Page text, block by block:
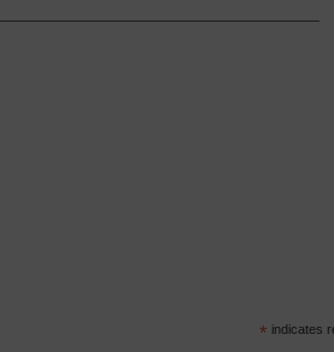
* indicates